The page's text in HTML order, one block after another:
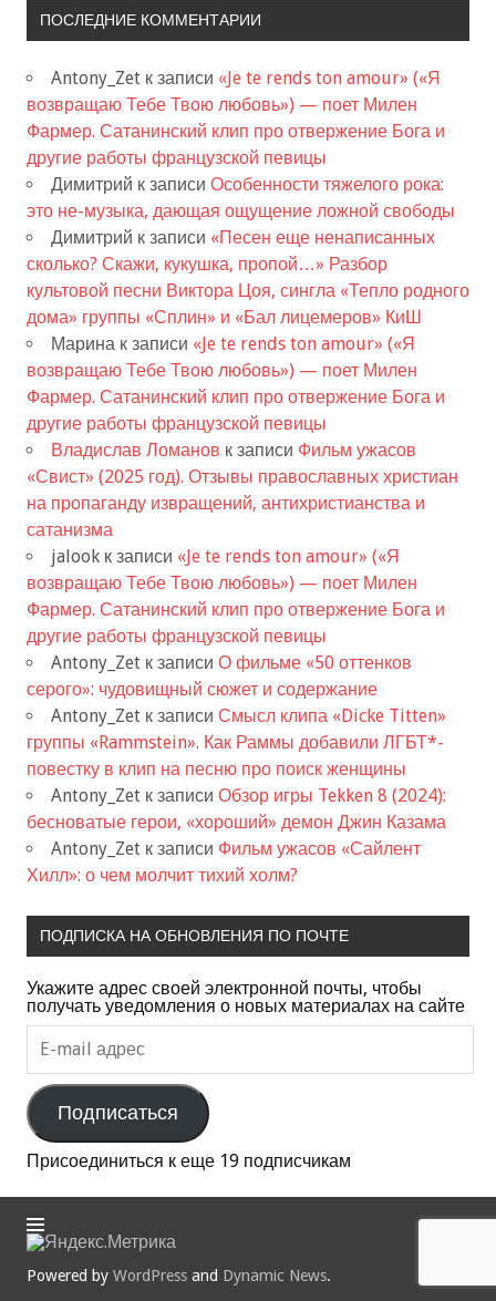
ПОСЛЕДНИЕ КОММЕНТАРИИ
Antony_Zet к записи «Je te rends ton amour» («Я
возвращаю Тебе Твою любовь») — поет Милен
Фармер. Сатанинский клип про отвержение Бога и
другие работы французской певицы
Димитрий к записи Особенности тяжелого рока:
это не-музыка, дающая ощущение ложной свободы
Димитрий к записи «Песен еще ненаписанных
сколько? Скажи, кукушка, пропой…» Разбор
культовой песни Виктора Цоя, сингла «Тепло родного
дома» группы «Сплин» и «Бал лицемеров» КиШ
Марина к записи «Je te rends ton amour» («Я
возвращаю Тебе Твою любовь») — поет Милен
Фармер. Сатанинский клип про отвержение Бога и
другие работы французской певицы
Владислав Ломанов к записи Фильм ужасов
«Свист» (2025 год). Отзывы православных христиан
на пропаганду извращений, антихристианства и
сатанизма
jalook к записи «Je te rends ton amour» («Я
возвращаю Тебе Твою любовь») — поет Милен
Фармер. Сатанинский клип про отвержение Бога и
другие работы французской певицы
Antony_Zet к записи О фильме «50 оттенков
серого»: чудовищный сюжет и содержание
Antony_Zet к записи Смысл клипа «Dicke Titten»
группы «Rammstein». Как Раммы добавили ЛГБТ*-
повестку в клип на песню про поиск женщины
Antony_Zet к записи Обзор игры Tekken 8 (2024):
бесноватые герои, «хороший» демон Джин Казама
Antony_Zet к записи Фильм ужасов «Сайлент
Хилл»: о чем молчит тихий холм?
ПОДПИСКА НА ОБНОВЛЕНИЯ ПО ПОЧТЕ
Укажите адрес своей электронной почты, чтобы
получать уведомления о новых материалах на сайте
E-
mail
адрес
Подписаться
Присоединиться к еще 19 подписчикам
Powered by WordPress and Dynamic News.